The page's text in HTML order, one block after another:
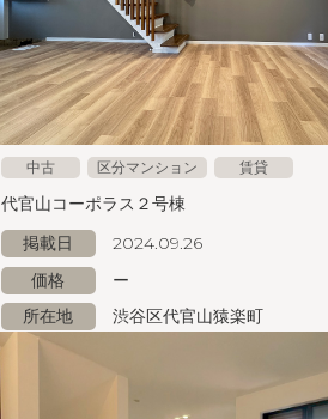
代官山コーポラス２号棟
掲載日
2024.09.26
価格
ー
所在地
渋谷区代官山猿楽町
中古 区分マンション 賃貸